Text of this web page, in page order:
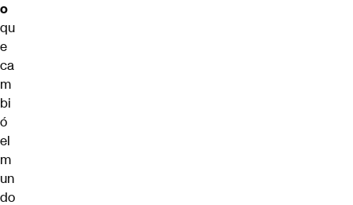
o
qu
e
ca
m
bi
ó
el
m
un
do